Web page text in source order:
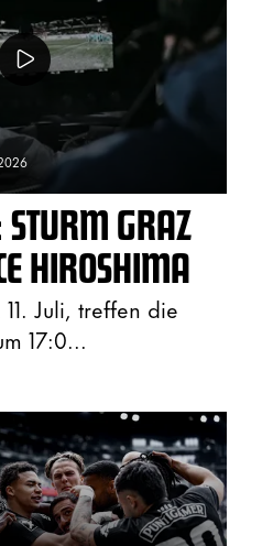
GRAZ
HIROSHIMA
Juli, treffen die
17:0...